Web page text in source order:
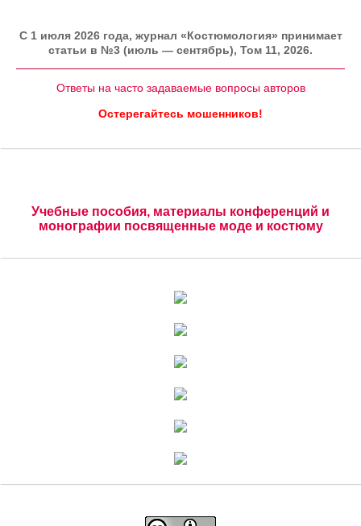
C 1 июля 2026 года, журнал «Костюмология» принимает
статьи в №3 (июль — сентябрь), Том 11, 2026.
Ответы на часто задаваемые вопросы авторов
Остерегайтесь мошенников!
Учебные пособия, материалы конференций и
монографии посвященные моде и костюму